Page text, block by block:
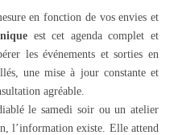
en fonction de vos envies et
est cet agenda complet et
les événements et sorties en
une mise à jour constante et
agréable.
le samedi soir ou un atelier
l’information existe. Elle attend